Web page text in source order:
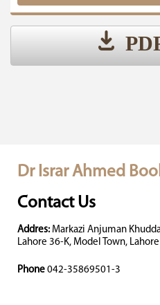
Dr Israr Ahmed
Contact Us
Addres: Markazi Anjuman
Lahore 36-K, Model Town, Lahore
Phone 042-35869501-3